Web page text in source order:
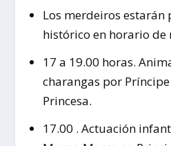
Los merdeiros estarán
histórico en horario de
17 a 19.00 horas.
charangas por
Princesa.
17.00 . Actuación